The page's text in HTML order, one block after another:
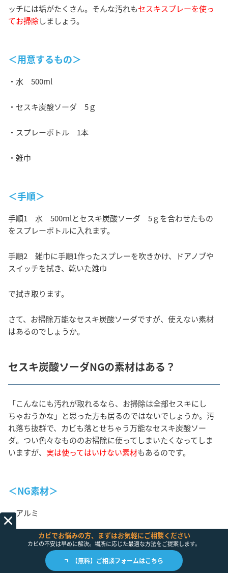
ッチには垢がたくさん。そんな汚れもセスキスプレーを使っ
てお掃除しましょう。
＜用意するもの＞
・水 500ml
・セスキ炭酸ソーダ 5ｇ
・スプレーボトル 1本
・雑巾
＜手順＞
手順1 水 500mlとセスキ炭酸ソーダ 5ｇを合わせたもの
をスプレーボトルに入れます。
手順2 雑巾に手順1作ったスプレーを吹きかけ、ドアノブや
スイッチを拭き、乾いた雑巾
で拭き取ります。
さて、お掃除万能なセスキ炭酸ソーダですが、使えない素材
はあるのでしょうか。
セスキ炭酸ソーダNGの素材はある？
「こんなにも汚れが取れるなら、お掃除は全部セスキにし
ちゃおうかな」と思った方も居るのではないでしょうか。汚
れ落ち抜群で、カビも落とせちゃう万能なセスキ炭酸ソー
ダ。つい色々なもののお掃除に使ってしまいたくなってしま
いますが、 実は使ってはいけない素材もあるのです。
＜NG素材＞
・アルミ
アルミは、アルカリ性と反応することで黒ずんでしまう
があります。
カビでお悩みの方、まずはお気軽にご相談ください
カビの不安は早めに解決。場所に応じた最適な方法をご提案します。
【無料】ご相談フォームはこちら